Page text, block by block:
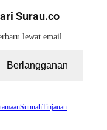
Surau.co
lewat email.
Berlangganan
SunnahTinjauan